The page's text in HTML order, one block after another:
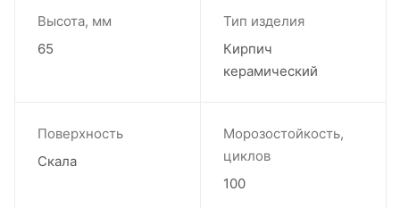
Высота, мм
65
Тип изделия
Кирпич
керамический
Поверхность
Скала
Морозостойкость,
циклов
100